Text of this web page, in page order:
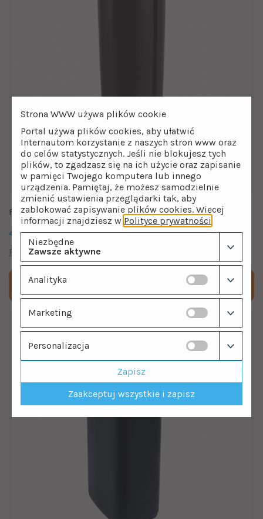
Filtr Węglowy EcoWater CWFS WHF
4309.00zł
Filtry multifunkcyjne Filtry multifunkcyjne EcoWater
Sprawdź dostępność
Strona WWW używa plików cookie
Portal używa plików cookies, aby ułatwić
Internautom korzystanie z naszych stron www oraz
do celów statystycznych. Jeśli nie blokujesz tych
plików, to zgadzasz się na ich użycie oraz zapisanie
w pamięci Twojego komputera lub innego
urządzenia. Pamiętaj, że możesz samodzielnie
zmienić ustawienia przeglądarki tak, aby
zablokować zapisywanie plików cookies. Więcej
informacji znajdziesz w Polityce prywatności
Niezbędne
Zawsze aktywne
Analityka
Marketing
Personalizacja
Zapisz
Zaakceptuj wszystkie i zapisz